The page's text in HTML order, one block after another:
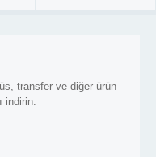
transfer ve diğer ürün
indirin.